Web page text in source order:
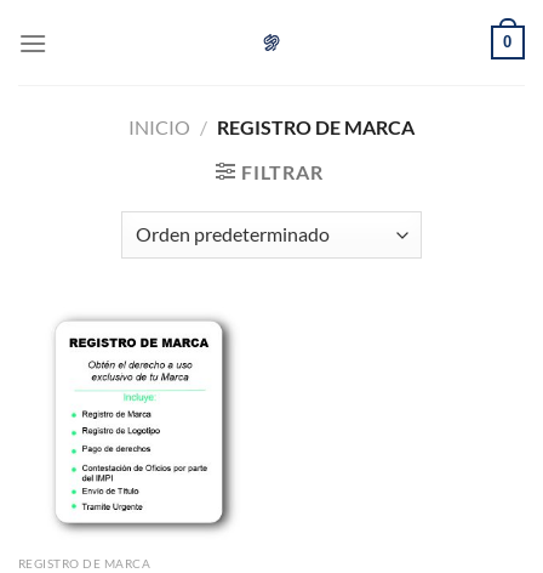
0
INICIO / REGISTRO DE MARCA
FILTRAR
REGISTRO DE MARCA